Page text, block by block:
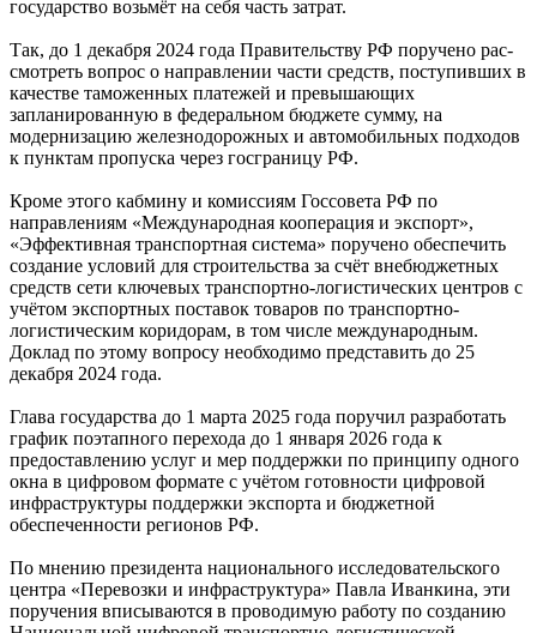
государство возьмёт на себя часть затрат.
Так, до 1 декабря 2024 года Правительству РФ поручено рас-
смотреть вопрос о направлении части средств, поступивших в
качестве таможенных платежей и превышающих
запланированную в федеральном бюджете сумму, на
модернизацию железнодорожных и автомобильных подходов
к пунктам пропуска через госграницу РФ.
Кроме этого кабмину и комиссиям Госсовета РФ по
направлениям «Международная кооперация и экспорт»,
«Эффективная транспортная система» поручено обеспечить
создание условий для строительства за счёт внебюджетных
средств сети ключевых транспортно-логистических центров с
учётом экспортных поставок товаров по транспортно-
логистическим коридорам, в том числе международным.
Доклад по этому вопросу необходимо представить до 25
декабря 2024 года.
Глава государства до 1 марта 2025 года поручил разработать
график поэтапного перехода до 1 января 2026 года к
предоставлению услуг и мер поддержки по принципу одного
окна в цифровом формате с учётом готовности цифровой
инфраструктуры поддержки экспорта и бюджетной
обеспеченности регионов РФ.
По мнению президента национального исследовательского
центра «Перевозки и инфраструктура» Павла Иванкина, эти
поручения вписываются в проводимую работу по созданию